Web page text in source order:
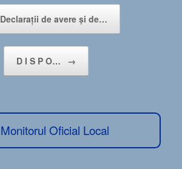
Declarații de avere și de…
D I S P O… →
Monitorul Oficial Local